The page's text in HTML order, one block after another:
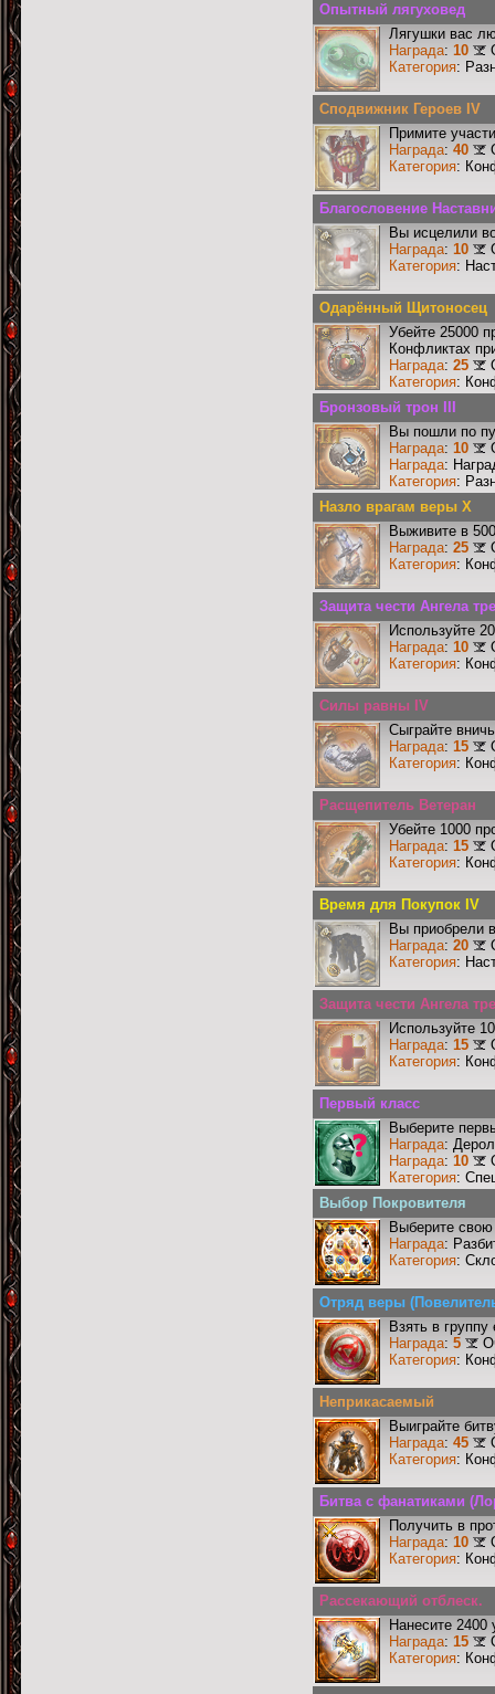
Опытный лягуховед
Лягушки вас
Награда: 10
Категория:
Сподвижник Героев IV
Примите
Награда: 40
Категория:
Благословение
Вы исцелили
Награда: 10
Категория:
Одарённый Щитоносец
Убейте 25000
Конфликтах
Награда: 25
Категория:
Бронзовый трон III
Вы пошли по
Награда: 10
Награда:
Категория:
Назло врагам веры X
Выживите в
Награда: 25
Категория:
Защита чести Ангела
Используйте
Награда: 10
Категория:
Силы равны IV
Сыграйте
Награда: 15
Категория:
Расщепитель Ветеран
Убейте 1000
Награда: 15
Категория:
Время для Покупок IV
Вы приобрели
Награда: 20
Категория:
Защита чести Ангела
Используйте
Награда: 15
Категория:
Первый класс
Выберите
Награда:
Награда: 10
Категория:
Выбор Покровителя
Выберите свою
Награда:
Категория:
Отряд веры
Взять в
Награда: 5
Категория:
Неприкасаемый
Выиграйте
Награда: 45
Категория:
Битва с фанатиками
Получить в
Награда: 10
Категория:
Рассекающий отблеск.
Нанесите 2400
Награда: 15
Категория: